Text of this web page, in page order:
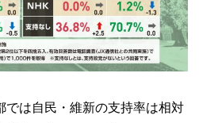
では自民・維新の支持率は相対